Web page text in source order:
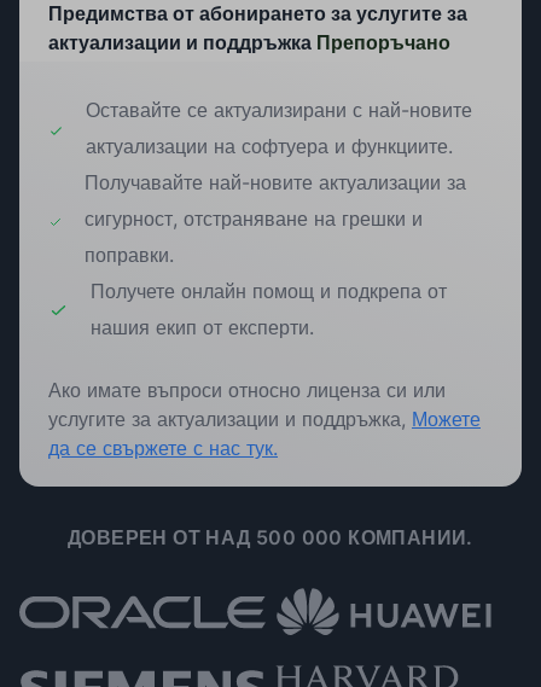
Предимства от абонирането за услугите за
актуализации и поддръжка Препоръчано
Оставайте се актуализирани с най-новите
актуализации на софтуера и функциите.
Получавайте най-новите актуализации за
сигурност, отстраняване на грешки и
поправки.
Получете онлайн помощ и подкрепа от
нашия екип от експерти.
Ако имате въпроси относно лиценза си или
услугите за актуализации и поддръжка, Можете
да се свържете с нас тук.
ДОВЕРЕН ОТ НАД 500 000 КОМПАНИИ.